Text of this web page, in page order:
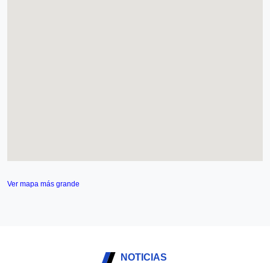
Ver mapa más grande
NOTICIAS